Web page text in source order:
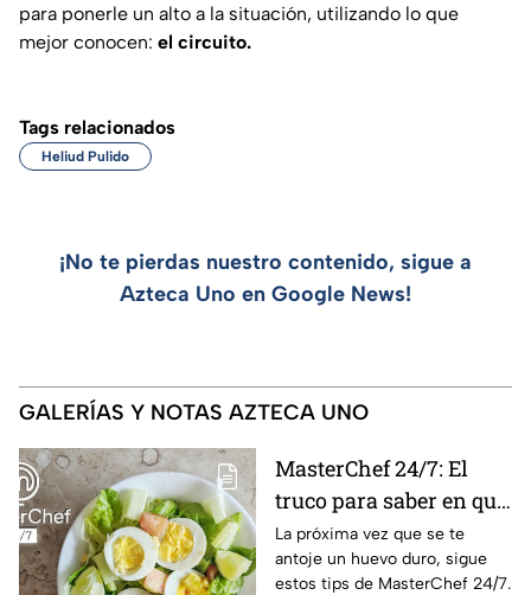
para ponerle un alto a la situación, utilizando lo que
mejor conocen: el circuito.
Tags relacionados
Heliud Pulido
¡No te pierdas nuestro contenido, sigue a
Azteca Uno en Google News!
GALERÍAS Y NOTAS AZTECA UNO
MasterChef 24/7: El
truco para saber en qué
momento está listo un
huevo cocido
La próxima vez que se te
antoje un huevo duro, sigue
estos tips de MasterChef 24/7.